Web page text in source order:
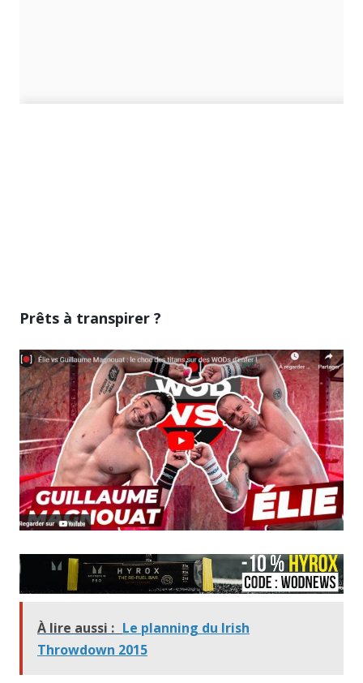
Prêts à transpirer ?
À lire aussi : Le planning du Irish
Throwdown 2015